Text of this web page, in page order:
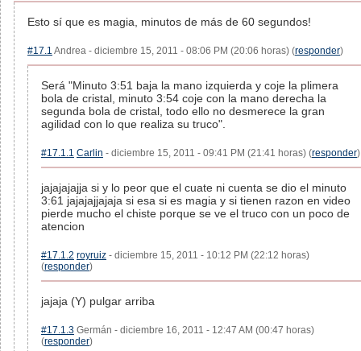
Esto sí que es magia, minutos de más de 60 segundos!
#17.1 Andrea - diciembre 15, 2011 - 08:06 PM (20:06 horas) (responder)
Será "Minuto 3:51 baja la mano izquierda y coje la plimera
bola de cristal, minuto 3:54 coje con la mano derecha la
segunda bola de cristal, todo ello no desmerece la gran
agilidad con lo que realiza su truco".
#17.1.1 Carlin - diciembre 15, 2011 - 09:41 PM (21:41 horas) (responder)
jajajajajja si y lo peor que el cuate ni cuenta se dio el minuto
3:61 jajajajjajaja si esa si es magia y si tienen razon en video
pierde mucho el chiste porque se ve el truco con un poco de
atencion
#17.1.2 royruiz - diciembre 15, 2011 - 10:12 PM (22:12 horas)
(responder)
jajaja (Y) pulgar arriba
#17.1.3 Germán - diciembre 16, 2011 - 12:47 AM (00:47 horas)
(responder)